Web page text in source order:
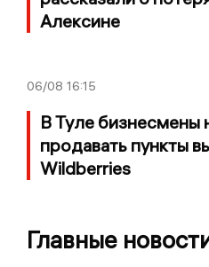
Алексине
06/08 16:15
В Туле бизнесмены
продавать пункты
Wildberries
Главные